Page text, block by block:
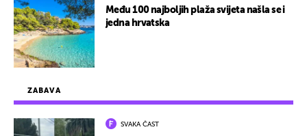
ZABAVA
SVAKA ČAST
Među 100 najboljih plaža svijeta našla se i
jedna hrvatska